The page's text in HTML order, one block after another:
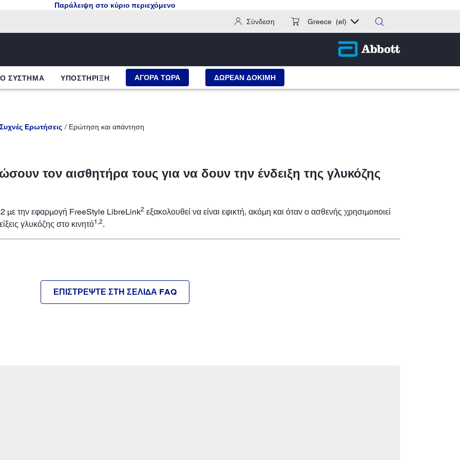
Παράλειψη στο κύριο περιεχόμενο
Σύνδεση
Greece (el)
ΣΥΣΤΗΜΑ ΥΠΟΣΤΗΡΙΞΗ ΑΓΟΡΑ ΤΩΡΑ ΔΩΡΕΑΝ ΔΟΚΙΜΗ
Ερωτήσεις Ερώτηση και απάντηση
τον αισθητήρα τους για να δουν την ένδειξη της γλυκόζης
με την εφαρμογή FreeStyle LibreLink2 εξακολουθεί να είναι εφικτή, ακόμη και όταν ο ασθενής χρησιμοποιεί
γλυκόζης στο κινητό1,2.
ΕΠΙΣΤΡΈΨΤΕ ΣΤΗ ΣΕΛΊΔΑ FAQ